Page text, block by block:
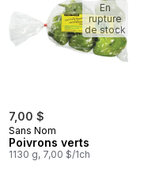
7,00 $
Sans Nom
Poivrons verts
1130 g, 7,00 $/1ch
En
rupture
de stock